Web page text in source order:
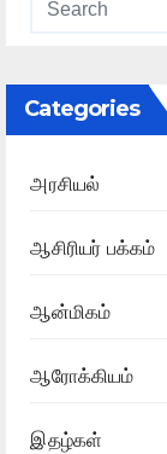
Categories
அரசியல்
ஆசிரியர் பக்கம்
ஆன்மிகம்
ஆரோக்கியம்
இதழ்கள்